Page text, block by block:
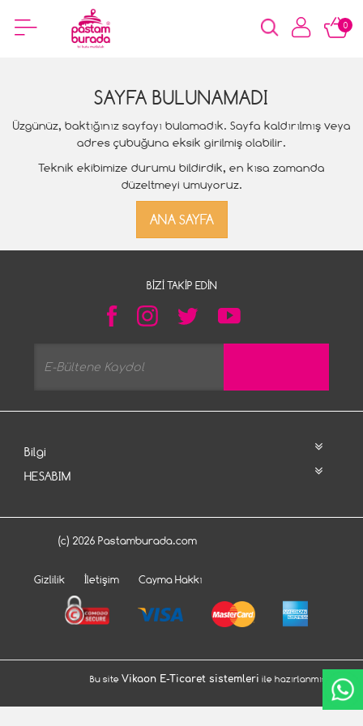
0
SAYFA BULUNAMADI
Üzgünüz, baktığınız sayfayı bulamadık. Sayfa kaldırılmış veya
adres çubuğuna eksik girilmiş olabilir.
Teknik ekibimize durumu bildirdik, en kısa zamanda
düzeltmeyi umuyoruz.
ANA SAYFA
BIZI TAKIP EDIN
Bilgi
HESABIM
(c) 2026 Pastamburada.com
Gizlilik İletişim Cayma Hakkı
Bu site Vikaon E-Ticaret sistemleri ile hazırlanmıştır.